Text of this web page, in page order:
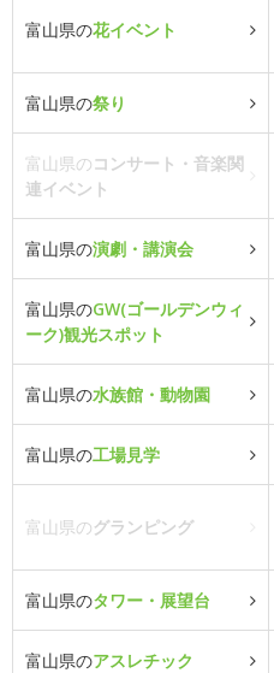
富山県の花イベント
富山県の祭り
富山県のコンサート・音楽関
連イベント
富山県の演劇・講演会
富山県のGW(ゴールデンウィ
ーク)観光スポット
富山県の水族館・動物園
富山県の工場見学
富山県のグランピング
富山県のタワー・展望台
富山県のアスレチック